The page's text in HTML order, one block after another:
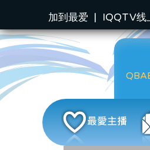
加到最爱 | IQQTV线